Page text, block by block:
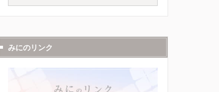
みにのリンク